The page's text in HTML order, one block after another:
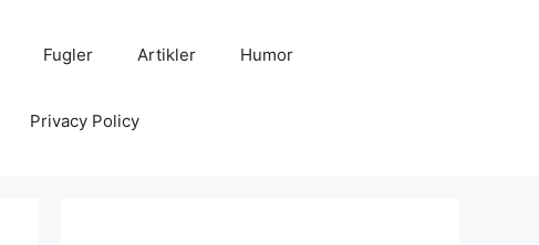
Fugler Artikler Humor
Privacy Policy